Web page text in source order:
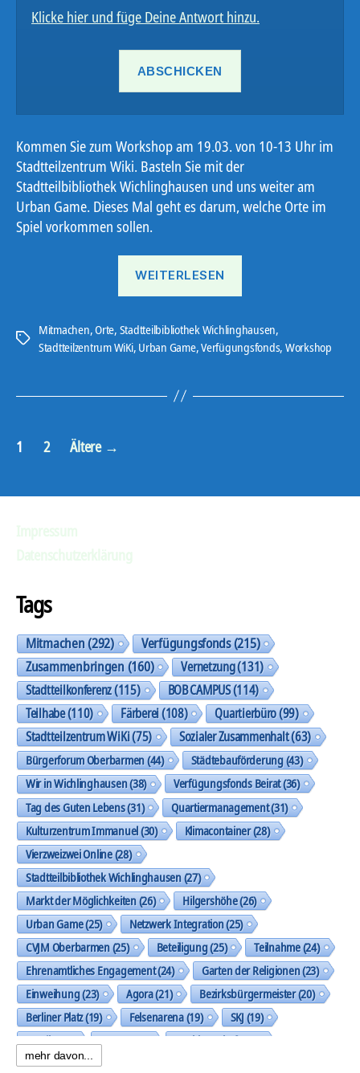
Klicke hier und füge Deine Antwort hinzu.
Kommen Sie zum Workshop am 19.03. von 10-13 Uhr im
Stadtteilzentrum Wiki. Basteln Sie mit der
Stadtteilbibliothek Wichlinghausen und uns weiter am
Urban Game. Dieses Mal geht es darum, welche Orte im
Spiel vorkommen sollen.
WEITERLESEN
Schlagwörter
Mitmachen,Orte, Stadtteilbibliothek Wichlinghausen,
Stadtteilzentrum WiKi, Urban Game,Verfügungsfonds, Workshop
Seitennummerierung
Beiträge
1 2 Ältere →
Tags
Mitmachen(292) Verfügungsfonds(215)
Zusammenbringen(160) Vernetzung(131)
Stadtteilkonferenz(115) BOB CAMPUS(114)
Teilhabe(110) Färberei(108) Quartierbüro(99)
Stadtteilzentrum WiKi(75) Sozialer Zusammenhalt(63)
Bürgerforum Oberbarmen(44) Städtebauförderung(43)
Wir in Wichlinghausen(38) Verfügungsfonds Beirat(36)
Tag des Guten Lebens(31) Quartiermanagement(31)
Kulturzentrum Immanuel(30) Klimacontainer(28)
Vierzweizwei Online(28)
Stadtteilbibliothek Wichlinghausen(27)
Markt der Möglichkeiten(26) Hilgershöhe(26)
Urban Game(25) Netzwerk Integration(25)
CVJM Oberbarmen(25) Beteiligung(25) Teilnahme(24)
Ehrenamtliches Engagement(24) Garten der Religionen(23)
Einweihung(23) Agora(21) Bezirksbürgermeister(20)
Berliner Platz(19) Felsenarena(19) SKJ(19)
Musik(19) Trasse(19) Nachbarschaft(19)
Spielplatz Allensteiner Straße
mehr davon...